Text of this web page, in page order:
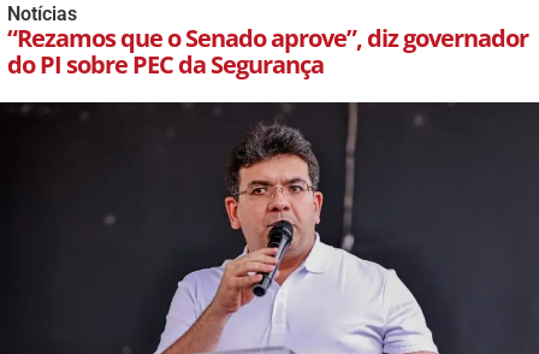
Notícias
“Rezamos que o Senado aprove”, diz governador
do PI sobre PEC da Segurança